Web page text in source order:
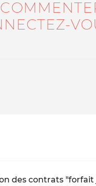
des contrats "forfait